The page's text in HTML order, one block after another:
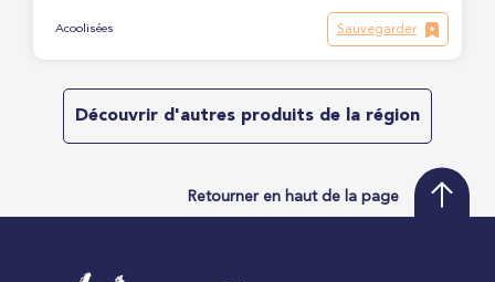
Acoolisées Sauvegarder
Découvrir d'autres produits de la région
Retourner en haut de la page